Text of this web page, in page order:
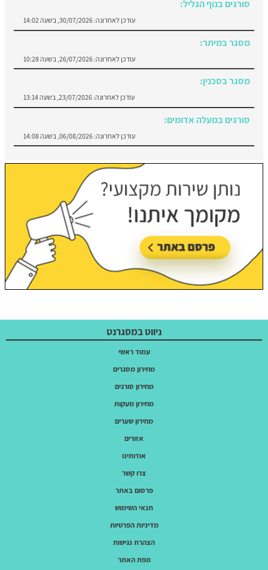
עודכן לאחרונה: 30/07/2026, בשעה 14:02
מסגר במיתר:
עודכן לאחרונה: 26/07/2026, בשעה 10:28
מסגר בסכנין:
עודכן לאחרונה: 23/07/2026, בשעה 13:14
סורגים במעלה אדומים:
עודכן לאחרונה: 06/08/2026, בשעה 14:08
ניווט במסגרנט
עמוד ראשי
מחירון מסגרים
מחירון סורגים
מחירון מעקות
מחירון שערים
אזורים
אודותינו
צרו קשר
פרסום באתר
תנאי השימוש
מדיניות הפרטיות
הצהרת נגישות
מפת האתר